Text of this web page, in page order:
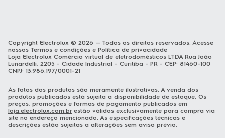
Copyright Electrolux © 2026 — Todos os direitos reservados. Acesse
nossos Termos e condições e Política de privacidade
Loja Electrolux Comércio virtual de eletrodomésticos LTDA Rua João
Lunardelli, 2205 - Cidade Industrial - Curitiba - PR - CEP: 81460-100
CNPJ: 13.986.197/0001-21
As fotos dos produtos são meramente ilustrativas. A venda dos
produtos publicados está sujeita a disponibilidade de estoque. Os
preços, promoções e formas de pagamento publicados em
loja.electrolux.com.brestão válidos exclusivamente para compra via
site no endereço mencionado. As especificações técnicas e
descrições estão sujeitas a alterações sem aviso prévio.